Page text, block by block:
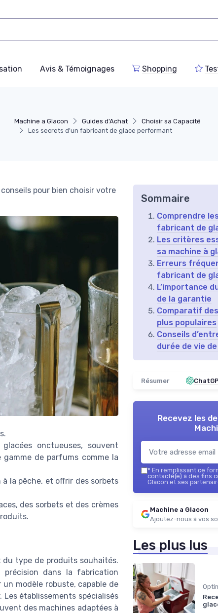
Avis & Témoignages Shopping
Machine a Glacon Guides d'Achat
Choisir sa Capacité
Les secrets d'un fabricant de glace performant
pour bien choisir votre
onctueuses, souvent
de parfums comme la
la pêche, et offrir des sorbets
des sorbets et des crèmes
type de produits souhaités.
dans la fabrication
modèle robuste, capable de
établissements spécialisés
des machines adaptées à
Sommaire
Comprendre
fabricant de
Les critères
sa machine à
Erreurs
fabricant de
L’importance
de la garantie
Comparatif
plus populaires
Conseils
durée de vie
Résumer
Recevez les
* En remplissant ce
contacté(e) à des fins
Glacon et ses
Machine a Glacon
Ajoutez-nous à vos
Les plus lus